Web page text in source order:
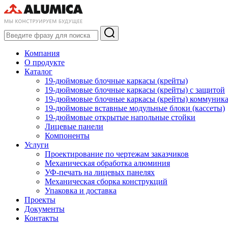
Компания
О продукте
Каталог
19-дюймовые блочные каркасы (крейты)
19-дюймовые блочные каркасы (крейты) с защитой
19-дюймовые блочные каркасы (крейты)
19-дюймовые вставные модульные блоки (кассеты)
19-дюймовые открытые напольные стойки
Лицевые панели
Компоненты
Услуги
Проектирование по чертежам заказчиков
Механическая обработка алюминия
УФ-печать на лицевых панелях
Механическая сборка конструкций
Упаковка и доставка
Проекты
Документы
Контакты